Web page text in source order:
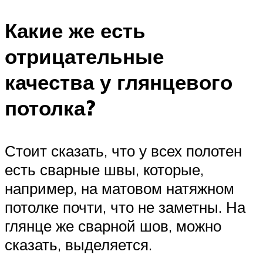
Какие же есть
отрицательные
качества у глянцевого
потолка?
Стоит сказать, что у всех полотен
есть сварные швы, которые,
например, на матовом натяжном
потолке почти, что не заметны. На
глянце же сварной шов, можно
сказать, выделяется.